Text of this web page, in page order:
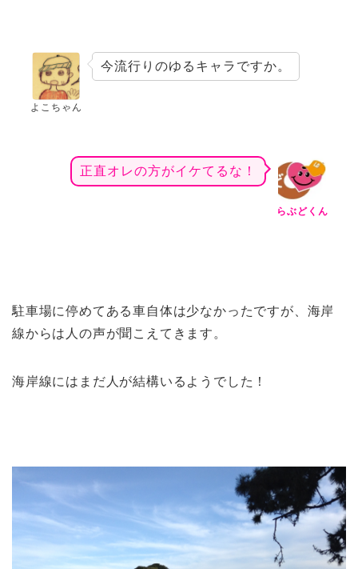
よこちゃん
今流行りのゆるキャラですか。
らぶどくん
正直オレの方がイケてるな！
駐車場に停めてある車自体は少なかったですが、海岸
線からは人の声が聞こえてきます。
海岸線にはまだ人が結構いるようでした！